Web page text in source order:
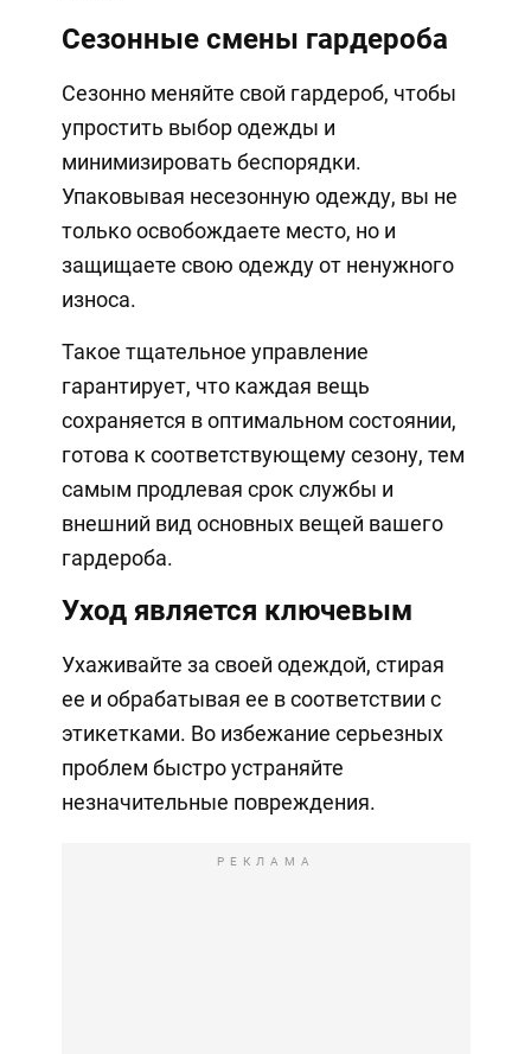
Сезонные смены гардероба
Сезонно меняйте свой гардероб, чтобы
упростить выбор одежды и
минимизировать беспорядки.
Упаковывая несезонную одежду, вы не
только освобождаете место, но и
защищаете свою одежду от ненужного
износа.
Такое тщательное управление
гарантирует, что каждая вещь
сохраняется в оптимальном состоянии,
готова к соответствующему сезону, тем
самым продлевая срок службы и
внешний вид основных вещей вашего
гардероба.
Уход является ключевым
Ухаживайте за своей одеждой, стирая
ее и обрабатывая ее в соответствии с
этикетками. Во избежание серьезных
проблем быстро устраняйте
незначительные повреждения.
РЕКЛАМА